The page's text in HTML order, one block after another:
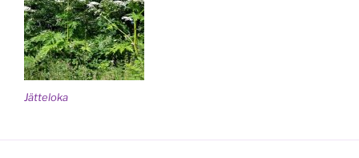
Jätteloka